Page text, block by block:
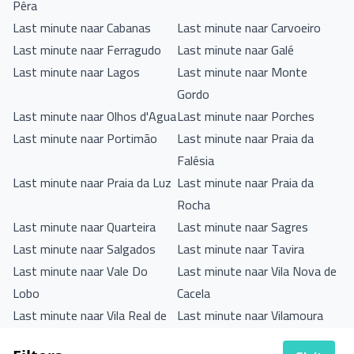
Pêra
Last minute naar Cabanas
Last minute naar Carvoeiro
Last minute naar Ferragudo
Last minute naar Galé
Last minute naar Lagos
Last minute naar Monte
Gordo
Last minute naar Olhos d'AguaLast minute naar Porches
Last minute naar Portimão
Last minute naar Praia da
Falésia
Last minute naar Praia da Luz Last minute naar Praia da
Rocha
Last minute naar Quarteira
Last minute naar Sagres
Last minute naar Salgados
Last minute naar Tavira
Last minute naar Vale Do
Lobo
Last minute naar Vila Nova de
Cacela
Last minute naar Vila Real de Last minute naar Vilamoura